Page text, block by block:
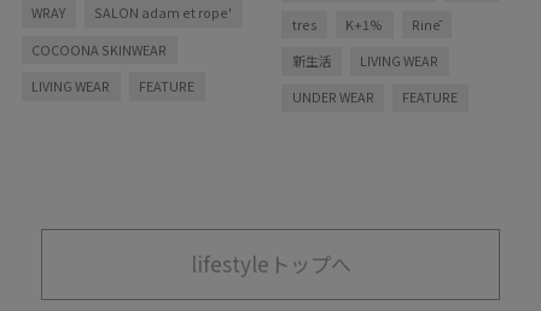
あたたかさが自慢のシックなルームウ
WRAY SALON adam et rope'
COCOONA SKINWEAR
LIVING WEAR FEATURE
Eがおすすめする、新生活にぴったりの
介します。
tres K+1% Rinē
新生活 LIVING WEAR
UNDER WEAR FEATURE
lifestyleトップへ